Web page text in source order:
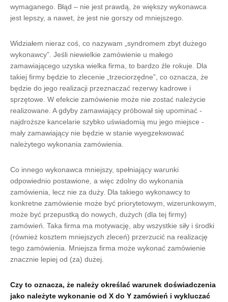
wymaganego. Błąd – nie jest prawdą, że większy wykonawca
jest lepszy, a nawet, że jest nie gorszy od mniejszego.
Widziałem nieraz coś, co nazywam „syndromem zbyt dużego
wykonawcy”. Jeśli niewielkie zamówienie u małego
zamawiającego uzyska wielka firma, to bardzo źle rokuje. Dla
takiej firmy będzie to zlecenie „trzeciorzędne”, co oznacza, że
będzie do jego realizacji przeznaczać rezerwy kadrowe i
sprzętowe. W efekcie zamówienie może nie zostać należycie
realizowane. A gdyby zamawiający próbował się upominać -
najdroższe kancelarie szybko uświadomią mu jego miejsce -
mały zamawiający nie będzie w stanie wyegzekwować
należytego wykonania zamówienia.
Co innego wykonawca mniejszy, spełniający warunki
odpowiednio postawione, a więc zdolny do wykonania
zamówienia, lecz nie za duży. Dla takiego wykonawcy to
konkretne zamówienie może być priorytetowym, wizerunkowym,
może być przepustką do nowych, dużych (dla tej firmy)
zamówień. Taka firma ma motywację, aby wszystkie siły i środki
(również kosztem mniejszych zleceń) przerzucić na realizację
tego zamówienia. Mniejsza firma może wykonać zamówienie
znacznie lepiej od (za) dużej.
Czy to oznacza, że należy określać warunek doświadczenia
jako należyte wykonanie od X do Y zamówień i wykluczać